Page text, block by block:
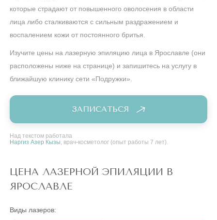
которые страдают от повышенного оволосения в области
лица либо сталкиваются с сильным раздражением и
воспалением кожи от постоянного бритья.
Изучите цены на лазерную эпиляцию лица в Ярославле (они
расположены ниже на странице) и запишитесь на услугу в
ближайшую клинику сети «Подружки».
ЗАПИСАТЬСЯ
Над текстом работала
Наргиз Азер Кызы, врач-косметолог (опыт работы 7 лет).
ЦЕНА ЛАЗЕРНОЙ ЭПИЛЯЦИИ В
ЯРОСЛАВЛЕ
Виды лазеров: